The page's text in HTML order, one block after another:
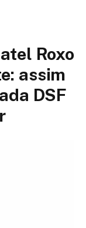
Roxo
assim
DSF